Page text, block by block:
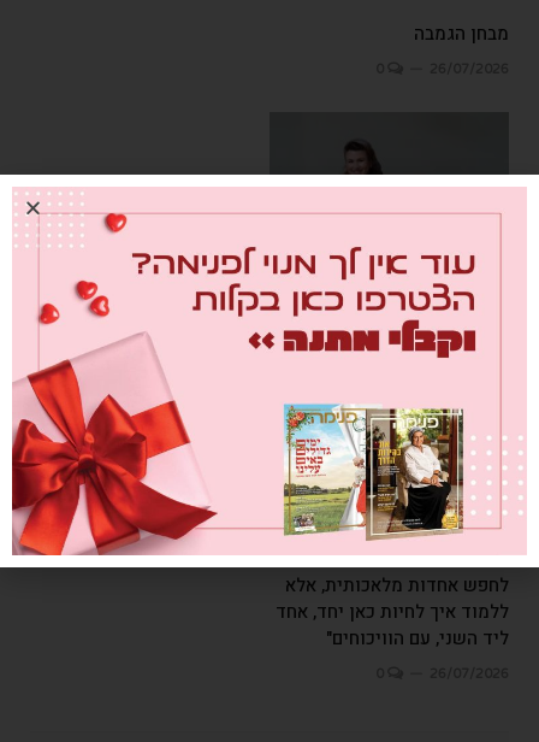
מבחן הגמבה
מחברת לבבות
26/07/2026
"העבודה האמיתית היא לא
לחפש אחדות מלאכותית, אלא
ללמוד איך לחיות כאן יחד, אחד
ליד השני, עם הוויכוחים"